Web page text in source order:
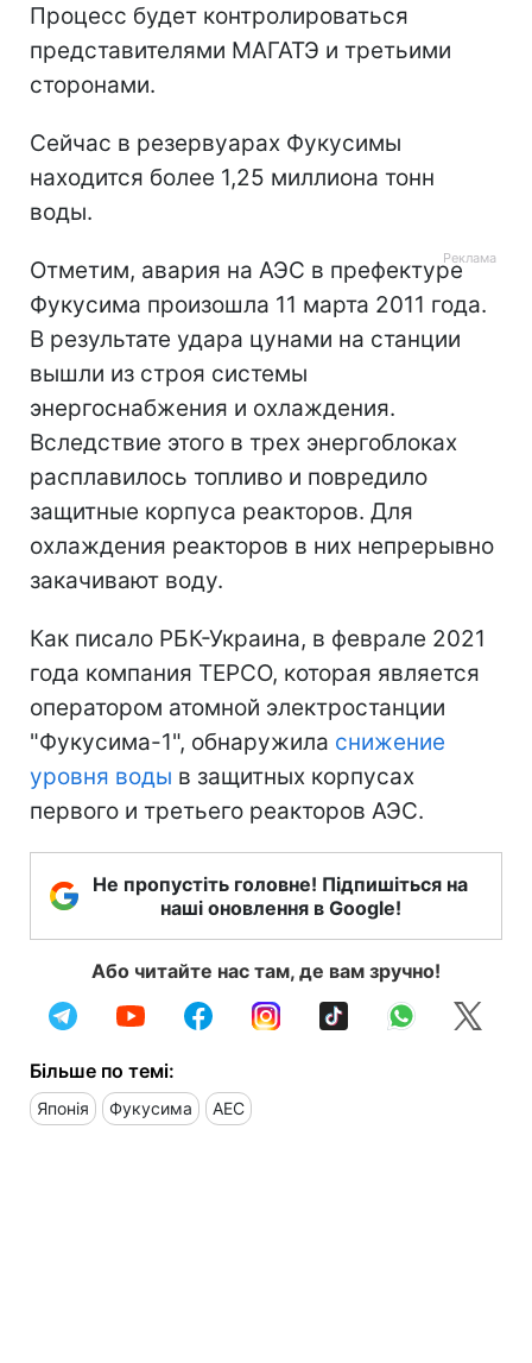
Процесс будет контролироваться
представителями МАГАТЭ и третьими
сторонами.
Сейчас в резервуарах Фукусимы
находится более 1,25 миллиона тонн
воды.
Отметим, авария на АЭС в префектуре
Фукусима произошла 11 марта 2011 года.
В результате удара цунами на станции
вышли из строя системы
энергоснабжения и охлаждения.
Вследствие этого в трех энергоблоках
расплавилось топливо и повредило
защитные корпуса реакторов. Для
охлаждения реакторов в них непрерывно
закачивают воду.
Как писало РБК-Украина, в феврале 2021
года компания TEPCO, которая является
оператором атомной электростанции
"Фукусима-1", обнаружила снижение
уровня воды в защитных корпусах
первого и третьего реакторов АЭС.
Не пропустіть головне! Підпишіться на
наші оновлення в Google!
Або читайте нас там, де вам зручно!
Більше по темі:
Японія Фукусима АЕС